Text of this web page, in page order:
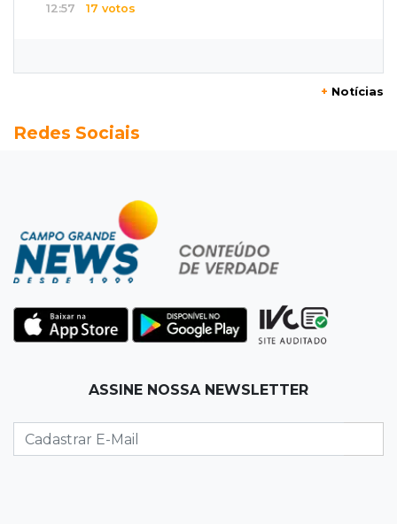
12:57 17 votos
Semana cultural reúne grandes nomes da
O terrorismo começa pela dignidade humana
12:43Esporte Equestre
amazona de MS quer chegar ao Texas
Empresário investigado em 2023 volta a ser
+ Notícias
Redes Sociais
ASSINE NOSSA NEWSLETTER